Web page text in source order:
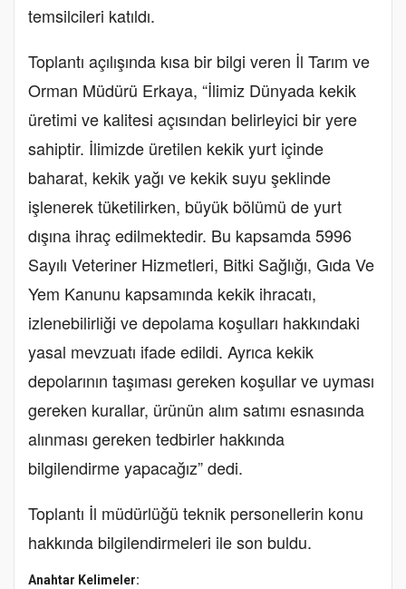
temsilcileri katıldı.
Toplantı açılışında kısa bir bilgi veren İl Tarım ve
Orman Müdürü Erkaya, “İlimiz Dünyada kekik
üretimi ve kalitesi açısından belirleyici bir yere
sahiptir. İlimizde üretilen kekik yurt içinde
baharat, kekik yağı ve kekik suyu şeklinde
işlenerek tüketilirken, büyük bölümü de yurt
dışına ihraç edilmektedir. Bu kapsamda 5996
Sayılı Veteriner Hizmetleri, Bitki Sağlığı, Gıda Ve
Yem Kanunu kapsamında kekik ihracatı,
izlenebilirliği ve depolama koşulları hakkındaki
yasal mevzuatı ifade edildi. Ayrıca kekik
depolarının taşıması gereken koşullar ve uyması
gereken kurallar, ürünün alım satımı esnasında
alınması gereken tedbirler hakkında
bilgilendirme yapacağız” dedi.
Toplantı İl müdürlüğü teknik personellerin konu
hakkında bilgilendirmeleri ile son buldu.
Anahtar Kelimeler: